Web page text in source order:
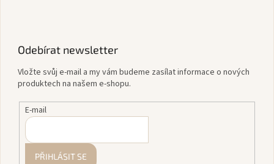
Odebírat newsletter
Vložte svůj e-mail a my vám budeme zasílat informace o nových
produktech na našem e-shopu.
E-mail
PŘIHLÁSIT SE